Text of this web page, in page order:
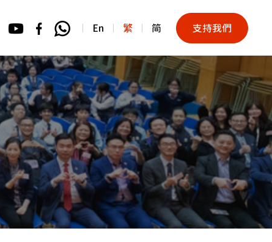
En 繁 简 支持我們